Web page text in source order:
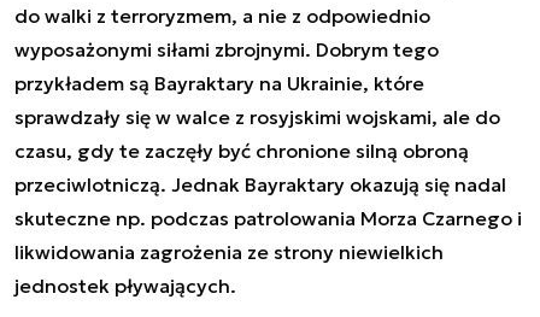
do walki z terroryzmem, a nie z odpowiednio
wyposażonymi siłami zbrojnymi. Dobrym tego
przykładem są Bayraktary na Ukrainie, które
sprawdzały się w walce z rosyjskimi wojskami, ale do
czasu, gdy te zaczęły być chronione silną obroną
przeciwlotniczą. Jednak Bayraktary okazują się nadal
skuteczne np. podczas patrolowania Morza Czarnego i
likwidowania zagrożenia ze strony niewielkich
jednostek pływających.